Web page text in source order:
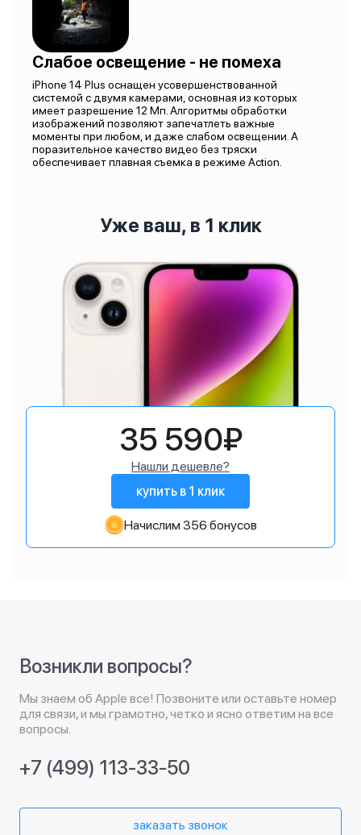
Слабое освещение - не помеха
iPhone 14 Plus оснащен усовершенствованной
системой с двумя камерами, основная из которых
имеет разрешение 12 Мп. Алгоритмы обработки
изображений позволяют запечатлеть важные
моменты при любом, и даже слабом освещении. А
поразительное качество видео без тряски
обеспечивает плавная съемка в режиме Action.
Уже ваш, в 1 клик
35 590₽
Нашли дешевле?
купить в 1 клик
Начислим 356 бонусов
Возникли вопросы?
Мы знаем об Apple все! Позвоните или оставьте номер
для связи, и мы грамотно, четко и ясно ответим на все
вопросы.
+7 (499) 113-33-50
заказать звонок